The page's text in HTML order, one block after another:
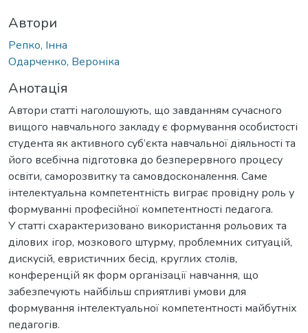
Автори
Репко, Інна
Одарченко, Вероніка
Анотація
Автори статті наголошують, що завданням сучасного
вищого навчального закладу є формування особистості
студента як активного суб’єкта навчальної діяльності та
його всебічна підготовка до безперервного процесу
освіти, саморозвитку та самовдосконалення. Саме
інтелектуальна компетентність виграє провідну роль у
формуванні професійної компетентності педагога.
У статті схарактеризовано використання рольових та
ділових ігор, мозкового штурму, проблемних ситуацій,
дискусій, евристичних бесід, круглих столів,
конференцій як форм організації навчання, що
забезпечують найбільш сприятливі умови для
формування інтелектуальної компетентності майбутніх
педагогів.